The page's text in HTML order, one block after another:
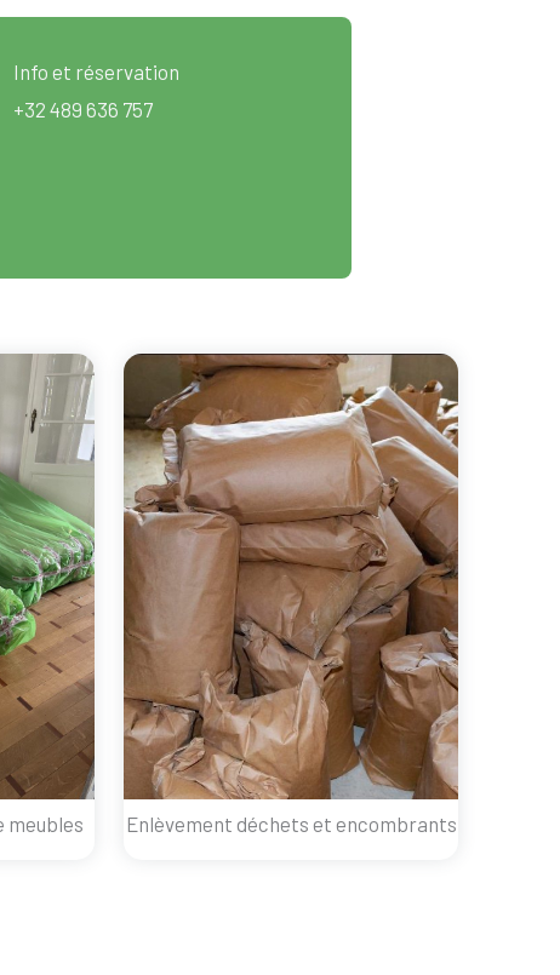
Info et réservation
+32 489 636 757
meubles Enlèvement déchets et encombrants